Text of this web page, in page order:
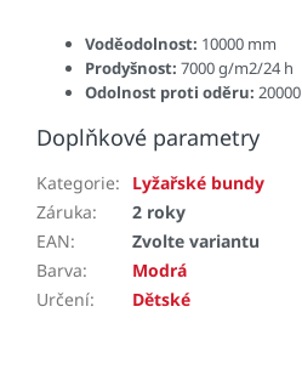
Voděodolnost: 10000 mm
Prodyšnost: 7000 g/m2/24 h
Odolnost proti oděru: 20000
Doplňkové parametry
Kategorie:
Lyžařské bundy
Záruka:
2 roky
EAN:
Zvolte variantu
Barva:
Modrá
Určení: Dětské